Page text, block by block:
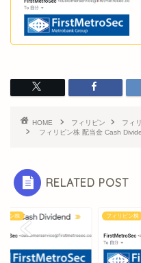
HOME フィリピン フィ
フィリピン株 配当金 Cash
RELATED POST
ピン株 フィリピン株